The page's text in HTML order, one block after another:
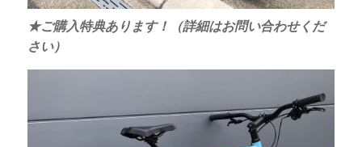
★ご購入特典あります！（詳細はお問い合わせくだ
さい）